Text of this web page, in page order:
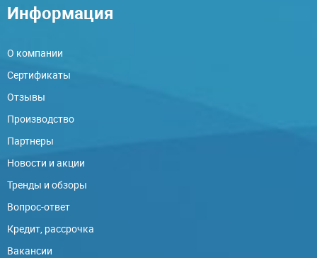
Информация
О компании
Сертификаты
Отзывы
Производство
Партнеры
Новости и акции
Тренды и обзоры
Вопрос-ответ
Кредит, рассрочка
Вакансии